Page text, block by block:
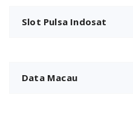
Slot Pulsa Indosat
Data Macau